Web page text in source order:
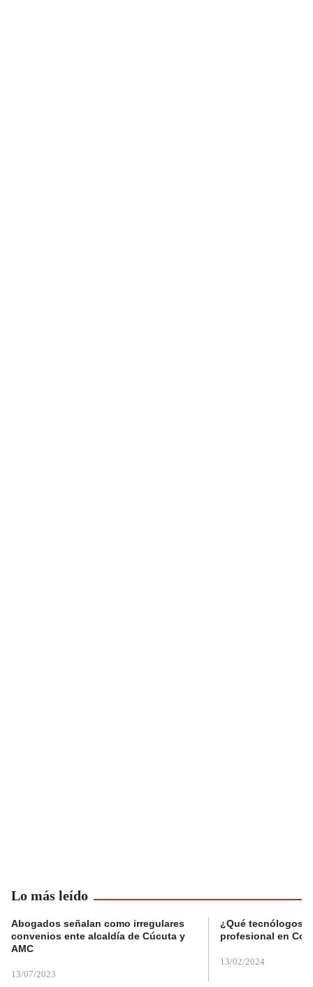
Lo más leído
Abogados señalan como irregulares
convenios ente alcaldía de Cúcuta y
AMC
13/07/2023
¿Qué tecnólogos
profesional en
13/02/2024